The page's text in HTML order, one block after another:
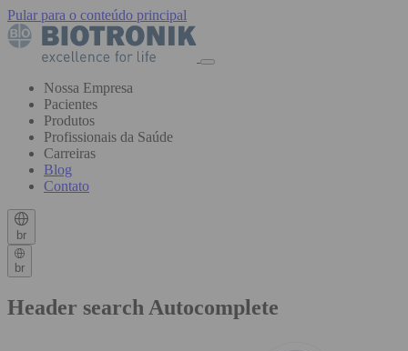
Pular para o conteúdo principal
Nossa Empresa
Pacientes
Produtos
Profissionais da Saúde
Carreiras
Blog
Contato
br
br
Header search Autocomplete